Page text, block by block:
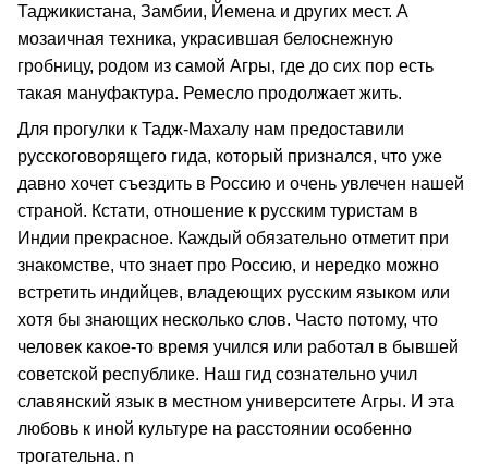
Таджикистана, Замбии, Йемена и других мест. А
мозаичная техника, украсившая белоснежную
гробницу, родом из самой Агры, где до сих пор есть
такая мануфактура. Ремесло продолжает жить.
Для прогулки к Тадж-Махалу нам предоставили
русскоговорящего гида, который признался, что уже
давно хочет съездить в Россию и очень увлечен нашей
страной. Кстати, отношение к русским туристам в
Индии прекрасное. Каждый обязательно отметит при
знакомстве, что знает про Россию, и нередко можно
встретить индийцев, владеющих русским языком или
хотя бы знающих несколько слов. Часто потому, что
человек какое-то время учился или работал в бывшей
советской республике. Наш гид сознательно учил
славянский язык в местном университете Агры. И эта
любовь к иной культуре на расстоянии особенно
трогательна. n